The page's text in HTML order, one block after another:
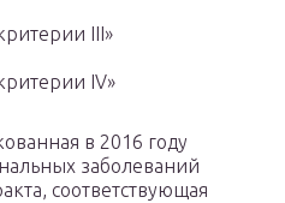
III»
IV»
в 2016 году
заболеваний
соответствующая